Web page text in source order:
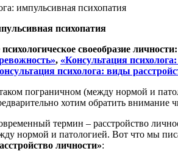
психопатия
своеобразие личности:
, «Консультация
психолога: виды
пограничном (между нормой и
хотим обратить внимание
термин – расстройство
нормой и патологией. Вот что мы
личности»: